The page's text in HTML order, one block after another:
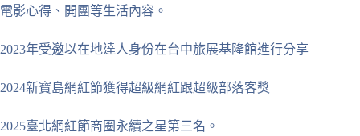
電影心得、開團等生活內容。
2023年受邀以在地達人身份在台中旅展基隆館進行分享
2024新寶島網紅節獲得超級網紅跟超級部落客獎
2025臺北網紅節商圈永續之星第三名。